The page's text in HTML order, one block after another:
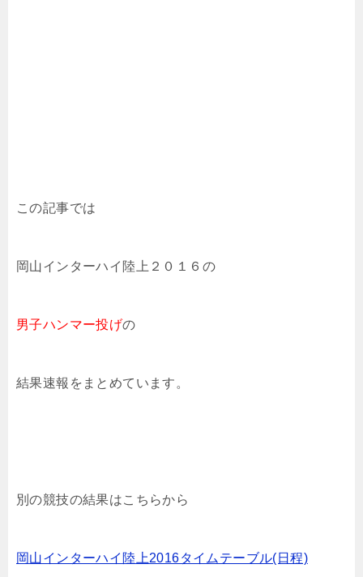
この記事では
岡山インターハイ陸上２０１６の
男子ハンマー投げの
結果速報をまとめています。
別の競技の結果はこちらから
岡山インターハイ陸上2016タイムテーブル(日程)